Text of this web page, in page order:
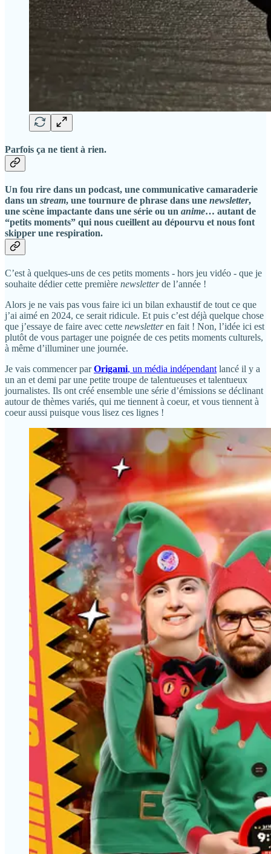
Parfois ça ne tient à rien.
Un fou rire dans un podcast, une communicative camaraderie
dans un stream, une tournure de phrase dans une newsletter,
une scène impactante dans une série ou un anime… autant de
“petits moments” qui nous cueillent au dépourvu et nous font
skipper une respiration.
C’est à quelques-uns de ces petits moments - hors jeu vidéo - que je
souhaite dédier cette première newsletterde l’année !
Alors je ne vais pas vous faire ici un bilan exhaustif de tout ce que
j’ai aimé en 2024, ce serait ridicule. Et puis c’est déjà quelque chose
que j’essaye de faire avec cette newsletteren fait ! Non, l’idée ici est
plutôt de vous partager une poignée de ces petits moments culturels,
à même d’illuminer une journée.
Je vais commencer parOrigami, un média indépendant lancé il y a
un an et demi par une petite troupe de talentueuses et talentueux
journalistes. Ils ont créé ensemble une série d’émissions se déclinant
autour de thèmes variés, qui me tiennent à coeur, et vous tiennent à
coeur aussi puisque vous lisez ces lignes !